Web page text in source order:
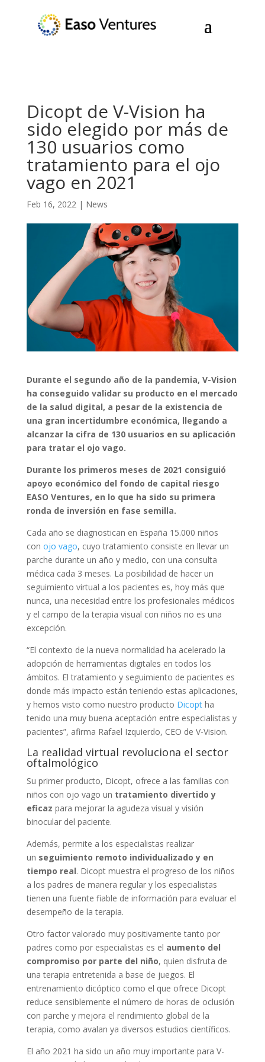
Dicopt de V-Vision ha
sido elegido por más de
130 usuarios como
tratamiento para el ojo
vago en 2021
Feb 16, 2022 | News
Durante el segundo año de la pandemia, V-Vision
ha conseguido validar su producto en el mercado
de la salud digital, a pesar de la existencia de
una gran incertidumbre económica, llegando a
alcanzar la cifra de 130 usuarios en su aplicación
para tratar el ojo vago.
Durante los primeros meses de 2021 consiguió
apoyo económico del fondo de capital riesgo
EASO Ventures, en lo que ha sido su primera
ronda de inversión en fase semilla.
Cada año se diagnostican en España 15.000 niños
con ojo vago, cuyo tratamiento consiste en llevar un
parche durante un año y medio, con una consulta
médica cada 3 meses. La posibilidad de hacer un
seguimiento virtual a los pacientes es, hoy más que
nunca, una necesidad entre los profesionales médicos
y el campo de la terapia visual con niños no es una
excepción.
“El contexto de la nueva normalidad ha acelerado la
adopción de herramientas digitales en todos los
ámbitos. El tratamiento y seguimiento de pacientes es
donde más impacto están teniendo estas aplicaciones,
y hemos visto como nuestro producto Dicoptha
tenido una muy buena aceptación entre especialistas y
pacientes”, afirma Rafael Izquierdo, CEO de V-Vision.
La realidad virtual revoluciona el sector
oftalmológico
Su primer producto, Dicopt, ofrece a las familias con
niños con ojo vago un tratamiento divertido y
eficaz para mejorar la agudeza visual y visión
binocular del paciente.
Además, permite a los especialistas realizar
un seguimiento remoto individualizado y en
tiempo real. Dicopt muestra el progreso de los niños
a los padres de manera regular y los especialistas
tienen una fuente fiable de información para evaluar el
desempeño de la terapia.
Otro factor valorado muy positivamente tanto por
padres como por especialistas es el aumento del
compromiso por parte del niño, quien disfruta de
una terapia entretenida a base de juegos. El
entrenamiento dicóptico como el que ofrece Dicopt
reduce sensiblemente el número de horas de oclusión
con parche y mejora el rendimiento global de la
terapia, como avalan ya diversos estudios científicos.
El año 2021 ha sido un año muy importante para V-